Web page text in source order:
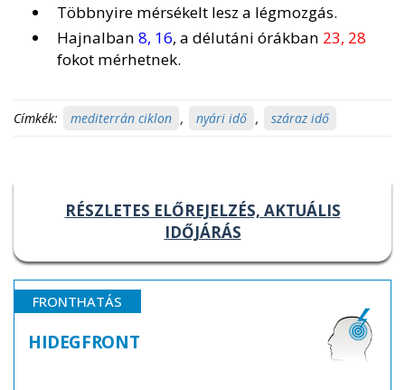
Többnyire mérsékelt lesz a légmozgás.
Hajnalban 8, 16, a délutáni órákban 23, 28
fokot mérhetnek.
Címkék: mediterrán ciklon , nyári idő , száraz idő
RÉSZLETES ELŐREJELZÉS, AKTUÁLIS
IDŐJÁRÁS
FRONTHATÁS
HIDEGFRONT